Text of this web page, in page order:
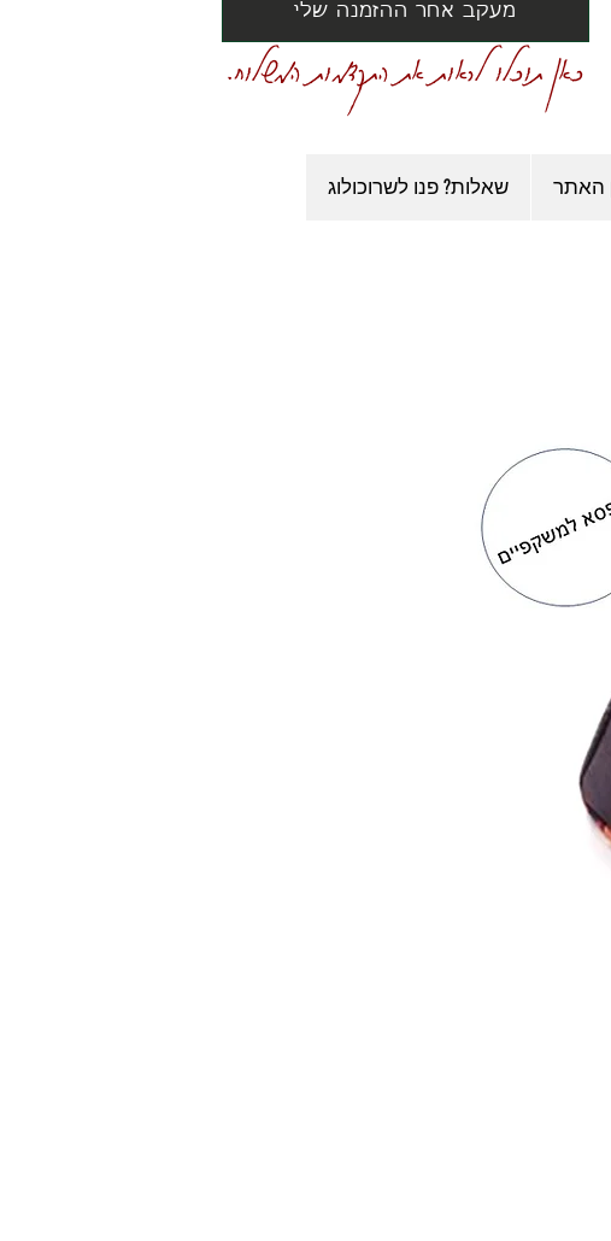
מעקב אחר ההזמנה שלי
כאן תוכלו לראות את התקדמות המשלוח.
שאלות? פנו לשרוכולוג האתר